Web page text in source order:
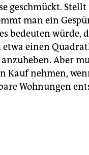
geschmückt.
man ein
bedeuten würde,
etwa einen
Aber
Kauf nehmen,
Wohnungen